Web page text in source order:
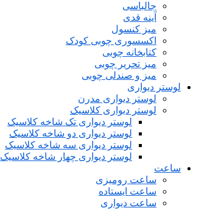
جالباسی
آینه قدی
میز کنسول
اکسسوری چوبی کودک
کتابخانه چوبی
میز تحریر چوبی
میز و صندلی چوبی
لوستر دیواری
لوستر دیواری مدرن
لوستر دیواری کلاسیک
لوستر دیواری تک شاخه کلاسیک
لوستر دیواری دو شاخه کلاسیک
لوستر دیواری سه شاخه کلاسیک
لوستر دیواری چهار شاخه کلاسیک
ساعت
ساعت رومیزی
ساعت ایستاده
ساعت دیواری